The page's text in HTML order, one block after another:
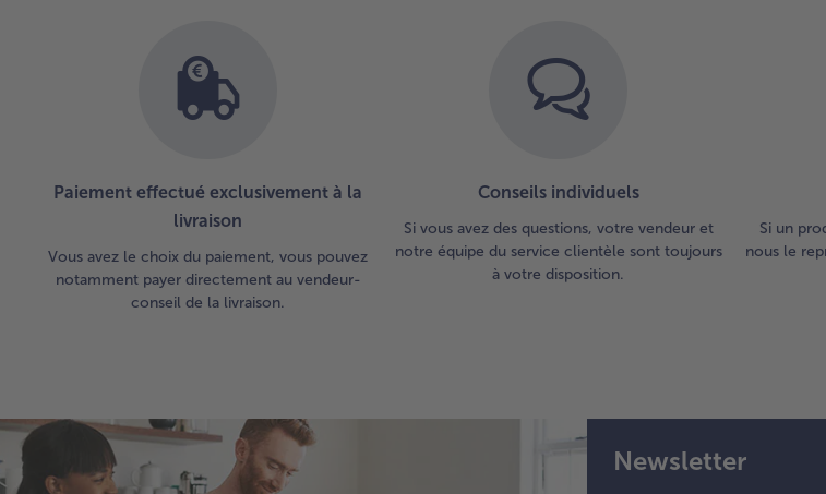
Paiement effectué exclusivement à la
livraison
Vous avez le choix du paiement, vous pouvez
notamment payer directement au vendeur-
conseil de la livraison.
Conseils individuels
Si vous avez des questions, votre vendeur et
notre équipe du service clientèle sont toujours
à votre disposition.
Si un
nous le
Newsletter